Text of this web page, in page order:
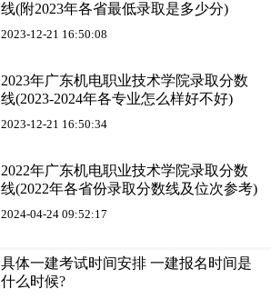
线(附2023年各省最低录取是多少分)
2023-12-21 16:50:08
2023年广东机电职业技术学院录取分数
线(2023-2024年各专业怎么样好不好)
2023-12-21 16:50:34
2022年广东机电职业技术学院录取分数
线(2022年各省份录取分数线及位次参考)
2024-04-24 09:52:17
具体一建考试时间安排 一建报名时间是
什么时候?